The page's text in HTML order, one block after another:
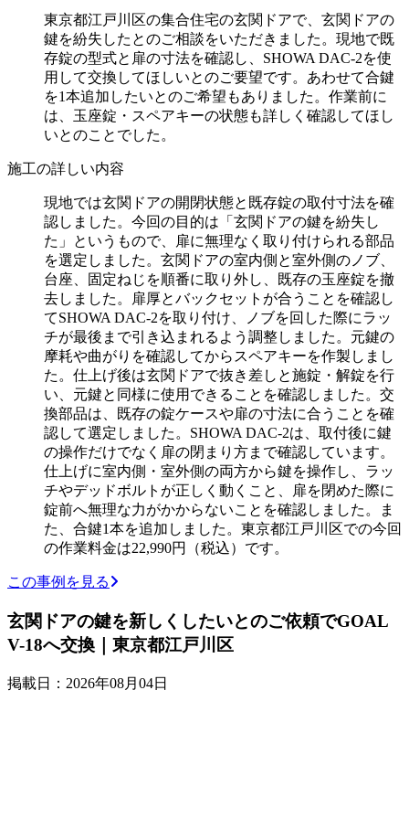
東京都江戸川区の集合住宅の玄関ドアで、玄関ドアの
鍵を紛失したとのご相談をいただきました。現地で既
存錠の型式と扉の寸法を確認し、SHOWA DAC-2を使
用して交換してほしいとのご要望です。あわせて合鍵
を1本追加したいとのご希望もありました。作業前に
は、玉座錠・スペアキーの状態も詳しく確認してほし
いとのことでした。
施工の詳しい内容
現地では玄関ドアの開閉状態と既存錠の取付寸法を確
認しました。今回の目的は「玄関ドアの鍵を紛失し
た」というもので、扉に無理なく取り付けられる部品
を選定しました。玄関ドアの室内側と室外側のノブ、
台座、固定ねじを順番に取り外し、既存の玉座錠を撤
去しました。扉厚とバックセットが合うことを確認し
てSHOWA DAC-2を取り付け、ノブを回した際にラッ
チが最後まで引き込まれるよう調整しました。元鍵の
摩耗や曲がりを確認してからスペアキーを作製しまし
た。仕上げ後は玄関ドアで抜き差しと施錠・解錠を行
い、元鍵と同様に使用できることを確認しました。交
換部品は、既存の錠ケースや扉の寸法に合うことを確
認して選定しました。SHOWA DAC-2は、取付後に鍵
の操作だけでなく扉の閉まり方まで確認しています。
仕上げに室内側・室外側の両方から鍵を操作し、ラッ
チやデッドボルトが正しく動くこと、扉を閉めた際に
錠前へ無理な力がかからないことを確認しました。ま
た、合鍵1本を追加しました。東京都江戸川区での今回
の作業料金は22,990円（税込）です。
この事例を見る
玄関ドアの鍵を新しくしたいとのご依頼でGOAL
V-18へ交換｜東京都江戸川区
掲載日：2026年08月04日